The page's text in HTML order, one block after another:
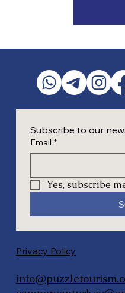
Subscribe to our
Email *
Yes, subscribe
Privacy Policy